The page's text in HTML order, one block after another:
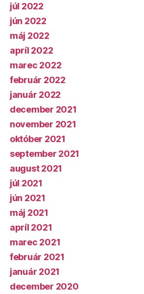
júl 2022
jún 2022
máj 2022
apríl 2022
marec 2022
február 2022
január 2022
december 2021
november 2021
október 2021
september 2021
august 2021
júl 2021
jún 2021
máj 2021
apríl 2021
marec 2021
február 2021
január 2021
december 2020